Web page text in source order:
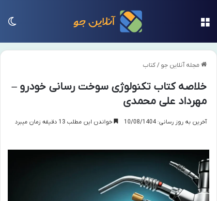
مجله آنلاین جو /کتاب
خلاصه کتاب تکنولوژی سوخت رسانی خودرو –
مهرداد علی محمدی
آخرین به روز رسانی: 10/08/1404 خواندن این مطلب 13 دقیقه زمان میبرد